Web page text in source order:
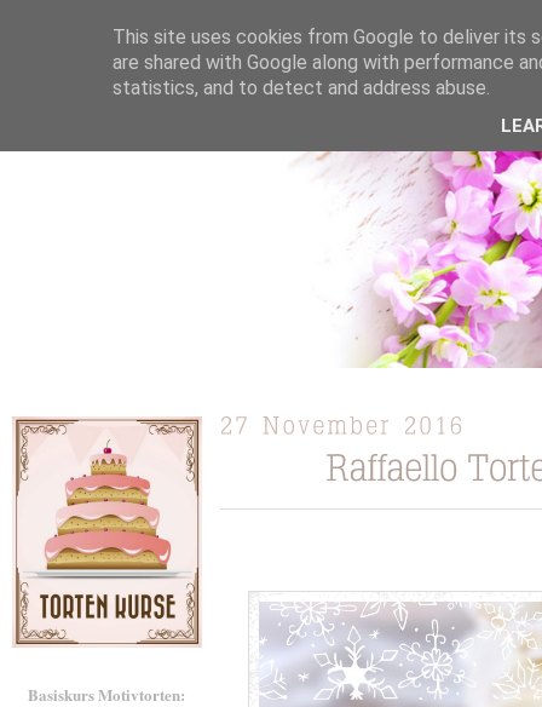
ÜBER MICH KOOPERATION TORTEN / KUCHEN /
Basiskurs Motivtorten:
This site uses cookies from Google to deliver its
are shared with Google along with performance
statistics, and to detect and address abuse.